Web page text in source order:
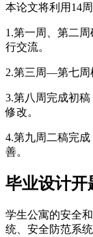
本论文将利用14
1.第一周、第二
行交流。
2.第三周—第七周
3.第八周完成初
修改。
4.第九周二稿完
善。
毕业设计开
学生公寓的安全
统、安全防范系